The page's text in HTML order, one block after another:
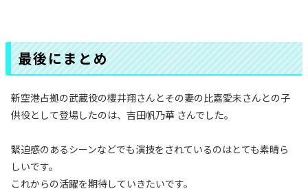
最後にまとめ
新空港占拠の武蔵役の櫻井翔さんとその妻の比嘉愛未さんとの子
供役として登場したのは、吉田帆乃華 さんでした。
緊迫感のあるシーンなどでも演技をされているのはとても素晴ら
しいです。
これからの活躍を期待していきたいです。